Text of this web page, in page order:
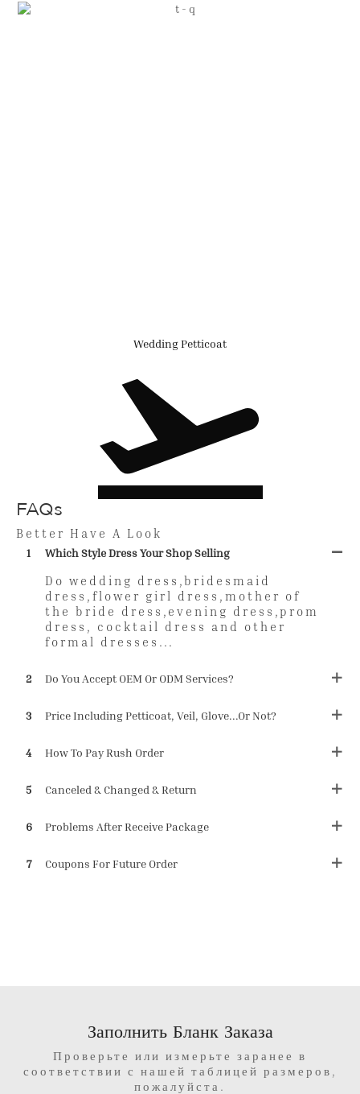
Wedding Petticoat
FAQs
Better Have A Look
1 Which Style Dress Your Shop Selling
Do wedding dress,bridesmaid
dress,flower girl dress,mother of
the bride dress,evening dress,prom
dress, cocktail dress and other
formal dresses...
2 Do You Accept OEM Or ODM Services?
3 Price Including Petticoat, Veil, Glove...or Not?
4 How To Pay Rush Order
5 Canceled & Changed & Return
6 Problems After Receive Package
7 Coupons For Future Order
Заполнить Бланк Заказа
Проверьте или измерьте заранее в
соответствии с нашей таблицей размеров,
пожалуйста.